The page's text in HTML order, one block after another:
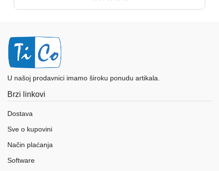
U našoj prodavnici imamo široku ponudu artikala.
Brzi linkovi
Dostava
Sve o kupovini
Način plaćanja
Software